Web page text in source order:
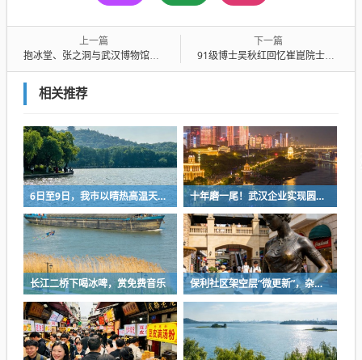
上一篇
抱冰堂、张之洞与武汉博物馆年内开放
下一篇
91级博士吴秋红回忆崔崑院士：育人如铸钢，绝不能成次品、废品
相关推荐
6日至9日，我市以晴热高温天气为主 十年磨一尾！武汉企业实现圆口铜鱼规模化繁育
长江二桥下喝冰啤，赏免费音乐 保利社区架空层“微更新”，杂物堆放区变身健身活动室